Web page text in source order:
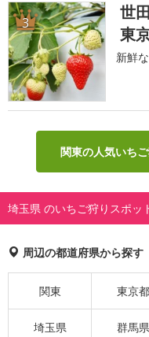
3
世
東
新鮮
関東の人気いち
埼玉県 のいちご狩りスポッ
周辺の都道府県から探す
関東 東京都
埼玉県 群馬県